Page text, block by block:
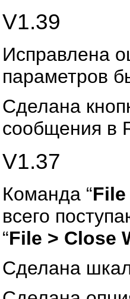
V1.39
Исправлена
параметров
Сделана
сообщения в
V1.37
Команда “
всего
“File > Close
Сделана